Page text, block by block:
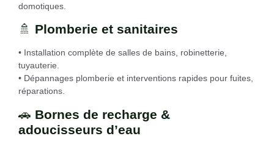
domotiques.
🚿 Plomberie et sanitaires
• Installation complète de salles de bains, robinetterie,
tuyauterie.
• Dépannages plomberie et interventions rapides pour fuites,
réparations.
🚗 Bornes de recharge &
adoucisseurs d’eau